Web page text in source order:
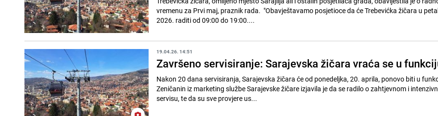
vremenu za Prvi maj, praznik rada. "Obavještavamo posjetioce da će Trebevićka žičara u
2026. raditi od 09:00 do 19:00....
19.04.26. 14:51
Završeno servisiranje: Sarajevska žičara vraća se u
Nakon 20 dana servisiranja, Sarajevska žičara će od ponedeljka, 20. aprila, ponovo biti u
Zeničanin iz marketing službe Sarajevske žičare izjavila je da se radilo o zahtjevnom i
servisu, te da su sve provjere us...